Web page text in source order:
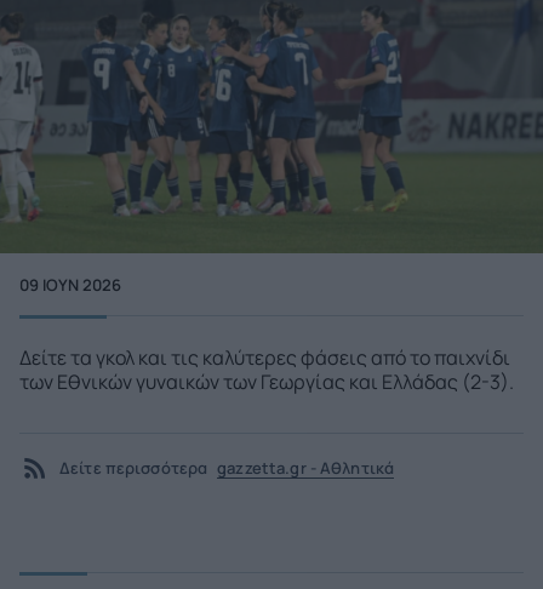
09 ΙΟΥΝ 2026
Δείτε τα γκολ και τις καλύτερες φάσεις από το παιχνίδι
των Εθνικών γυναικών των Γεωργίας και Ελλάδας (2-3).
Δείτε περισσότερα gazzetta.gr - Αθλητικά